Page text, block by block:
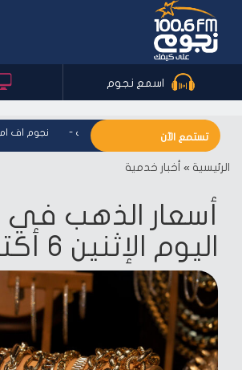
اسمع نجوم
تستمع الآن - نجوم اف ام - على كيفك نجوم اف
الرئيسية » أخبار خدمية
أسعار الذهب في
اليوم الإثنين 6 أكتوبر